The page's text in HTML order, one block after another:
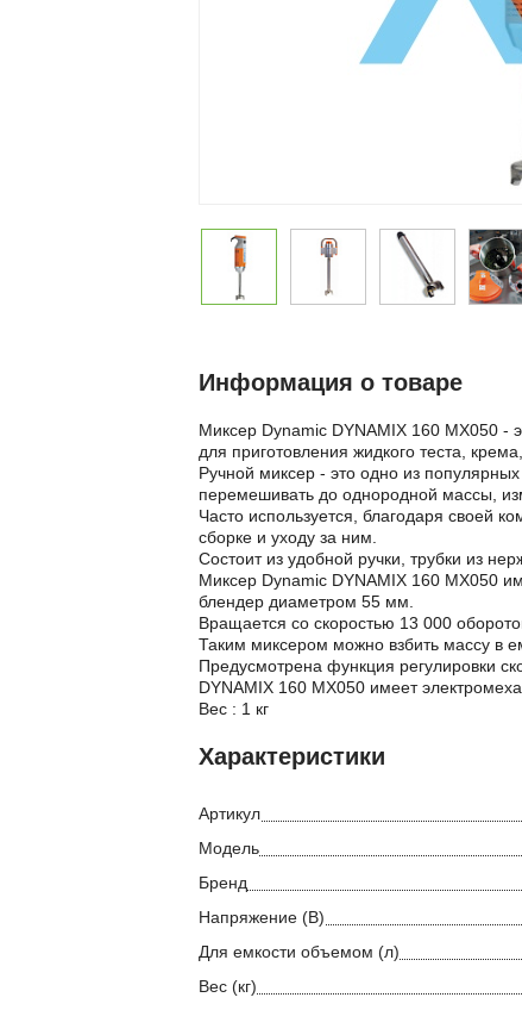
Информация о товаре
Миксер Dynamic DYNAMIX 160 MX050 -
для приготовления жидкого теста,
Ручной миксер - это одно из
перемешивать до однородной массы,
Часто используется, благодаря своей
сборке и уходу за ним.
Состоит из удобной ручки, трубки из
Миксер Dynamic DYNAMIX 160 MX050
блендер диаметром 55 мм.
Вращается со скоростью 13 000
Таким миксером можно взбить массу в
Предусмотрена функция регулировки
DYNAMIX 160 MX050 имеет
Вес : 1 кг
Характеристики
Артикул
Модель
Бренд
Напряжение (В)
Для емкости объемом (л)
Вес (кг)